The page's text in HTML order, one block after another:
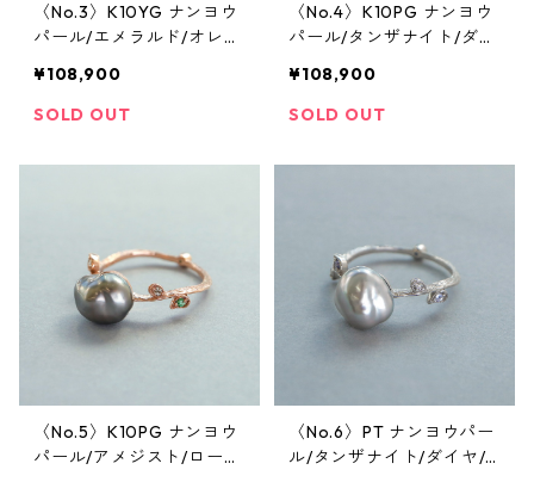
〈No.3〉K10YG ナンヨウ
パール/エメラルド/オレン
トダイヤ/ブラウンダイヤ
リング
¥108,900
SOLD OUT
〈No.4〉K10PG ナンヨウ
パール/タンザナイト/ダイ
ルームーンストーン リン
グ
¥108,900
SOLD OUT
〈No.5〉K10PG ナンヨウ
パール/アメジスト/ローズ
〈No.6〉PT ナンヨウパー
ル/タンザナイト/ダイヤ/